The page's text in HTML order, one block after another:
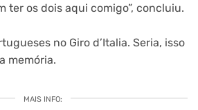
ter os dois aqui comigo”, concluiu.
no Giro d’Italia. Seria, isso
memória.
MAIS INFO: